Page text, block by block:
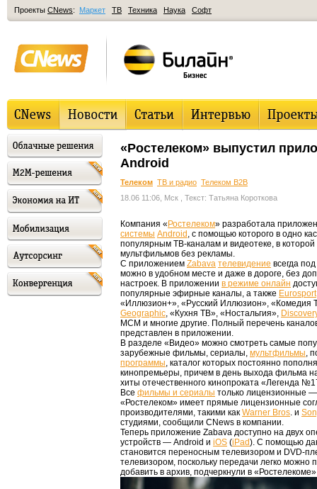
Проекты CNews: Маркет ТВ Техника Наука Софт
«Ростелеком» выпустил
Android
Телеком ТВ и радио Телеком B2B
18.06 11:06, Мск , Текст: Татьяна Короткова
Компания « Ростелеком» разработала
системы Android , с помощью которого в одно
популярным ТВ-каналам и видеотеке, в
мультфильмов без рекламы.
С приложением Zabava телевидение всегда
можно в удобном месте и даже в дороге, без
настроек. В приложении в режиме онлайн
популярные эфирные каналы, а также Eurosport
«Иллюзион+», «Русский Иллюзион», «Комедия
Geographic, «Кухня ТВ», «Ностальгия»,
MCM и многие другие. Полный перечень
представлен в приложении.
В разделе «Видео» можно смотреть самые
зарубежные фильмы, сериалы, мультфильмы,
программы, каталог которых постоянно
кинопремьеры, причем в день выхода фильма
хиты отечественного кинопроката «Легенда
Все фильмы и сериалы только лицензионные
«Ростелеком» имеет прямые лицензионные
производителями, такими как Warner Bros. и
студиями, сообщили CNews в компании.
Теперь приложение Zabava доступно на двух
устройств — Android и iOS (iPad). С помощью
становится переносным телевизором и DVD-
телевизором, поскольку передачи легко можно
добавить в архив, подчеркнули в